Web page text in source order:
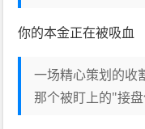
你的本金正在被吸血
一场精心策划的收
那个被盯上的"接盘